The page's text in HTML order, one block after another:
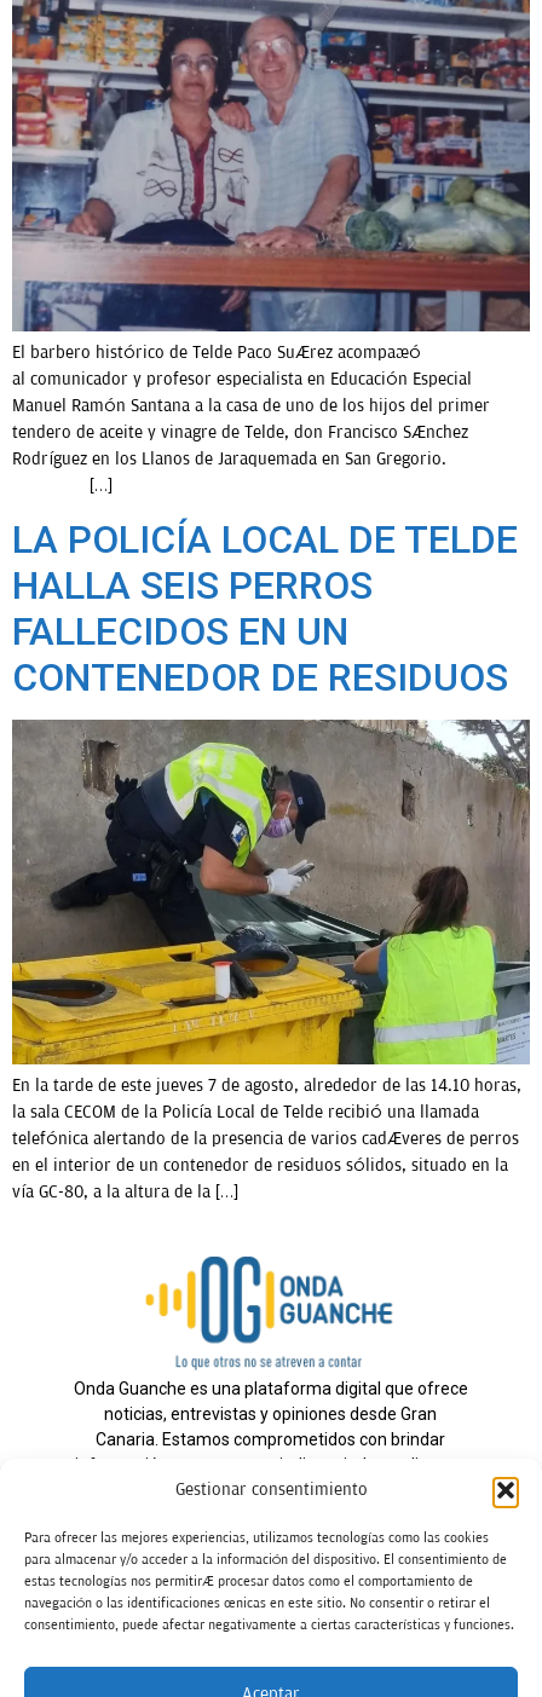
Gestionar consentimiento
Para ofrecer las mejores experiencias, utilizamos tecnologías como las cookies
para almacenar y/o acceder a la información del dispositivo. El consentimiento de
estas tecnologías nos permitirá procesar datos como el comportamiento de
navegación o las identificaciones únicas en este sitio. No consentir o retirar el
consentimiento, puede afectar negativamente a ciertas características y funciones.
El barbero histórico de Telde Paco Suárez acompañó
al comunicador y profesor especialista en Educación Especial
Manuel Ramón Santana a la casa de uno de los hijos del primer
tendero de aceite y vinagre de Telde, don Francisco Sánchez
Rodríguez en los Llanos de Jaraquemada en San Gregorio.
[…]
LA POLICÍA LOCAL DE TELDE
HALLA SEIS PERROS
FALLECIDOS EN UN
CONTENEDOR DE RESIDUOS
En la tarde de este jueves 7 de agosto, alrededor de las 14.10 horas,
la sala CECOM de la Policía Local de Telde recibió una llamada
telefónica alertando de la presencia de varios cadáveres de perros
en el interior de un contenedor de residuos sólidos, situado en la
vía GC-80, a la altura de la […]
Onda Guanche es una plataforma digital que ofrece
noticias, entrevistas y opiniones desde Gran
Canaria. Estamos comprometidos con brindar
información veraz y un periodismo independiente a
nuestra audiencia.
Todos los derechos reservados.
Radio
Contacto